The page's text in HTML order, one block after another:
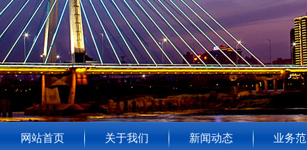
网站首页 关于我们 新闻动态 业务